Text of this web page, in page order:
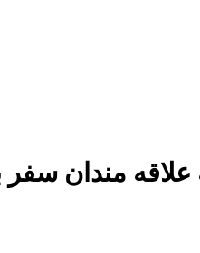
علاقه مندان سفر